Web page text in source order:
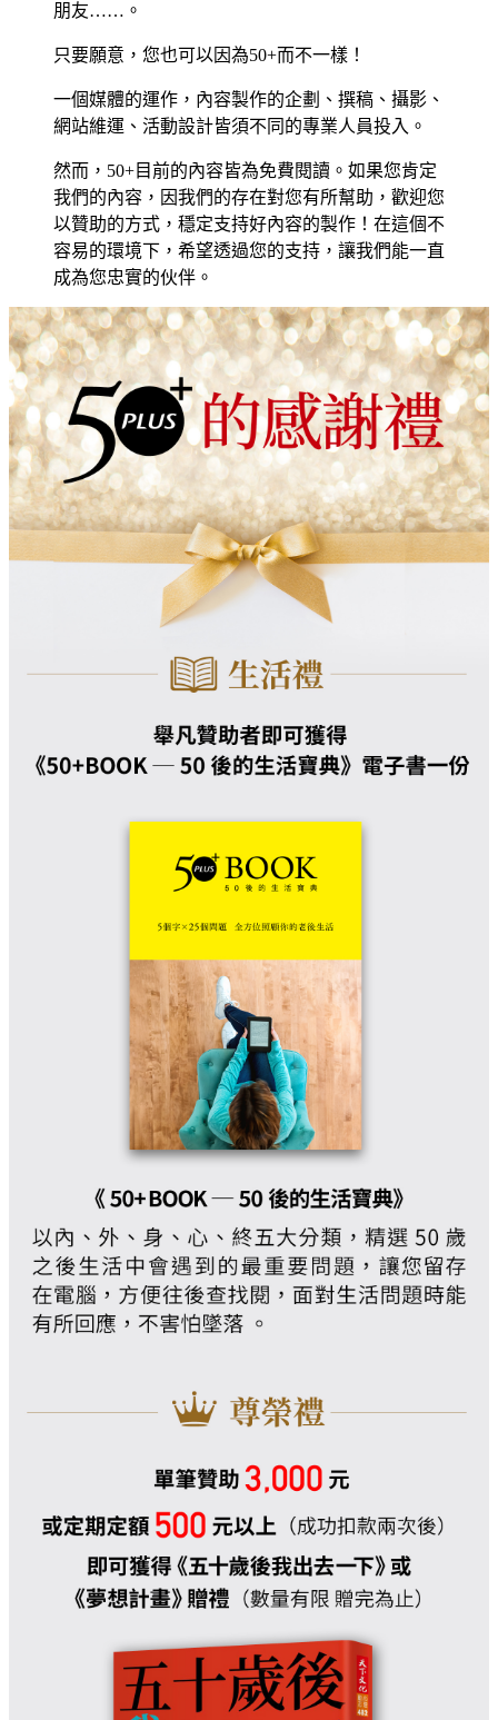
朋友……。
只要願意，您也可以因為50+而不一樣！
一個媒體的運作，內容製作的企劃、撰稿、攝影、
網站維運、活動設計皆須不同的專業人員投入。
然而，50+目前的內容皆為免費閱讀。如果您肯定
我們的內容，因我們的存在對您有所幫助，歡迎您
以贊助的方式，穩定支持好內容的製作！在這個不
容易的環境下，希望透過您的支持，讓我們能一直
成為您忠實的伙伴。